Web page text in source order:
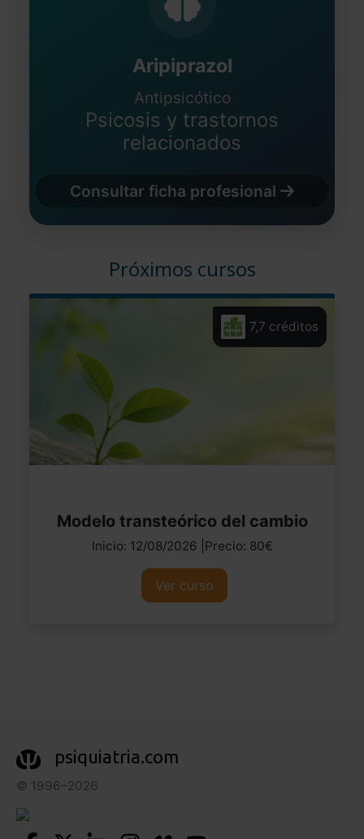
Aripiprazol
Antipsicótico
Psicosis y trastornos
relacionados
Consultar ficha profesional
Próximos cursos
7,7 créditos
Modelo transteórico del cambio
Inicio: 12/08/2026 |Precio: 80€
Ver curso
psiquiatria.com
© 1996–2026